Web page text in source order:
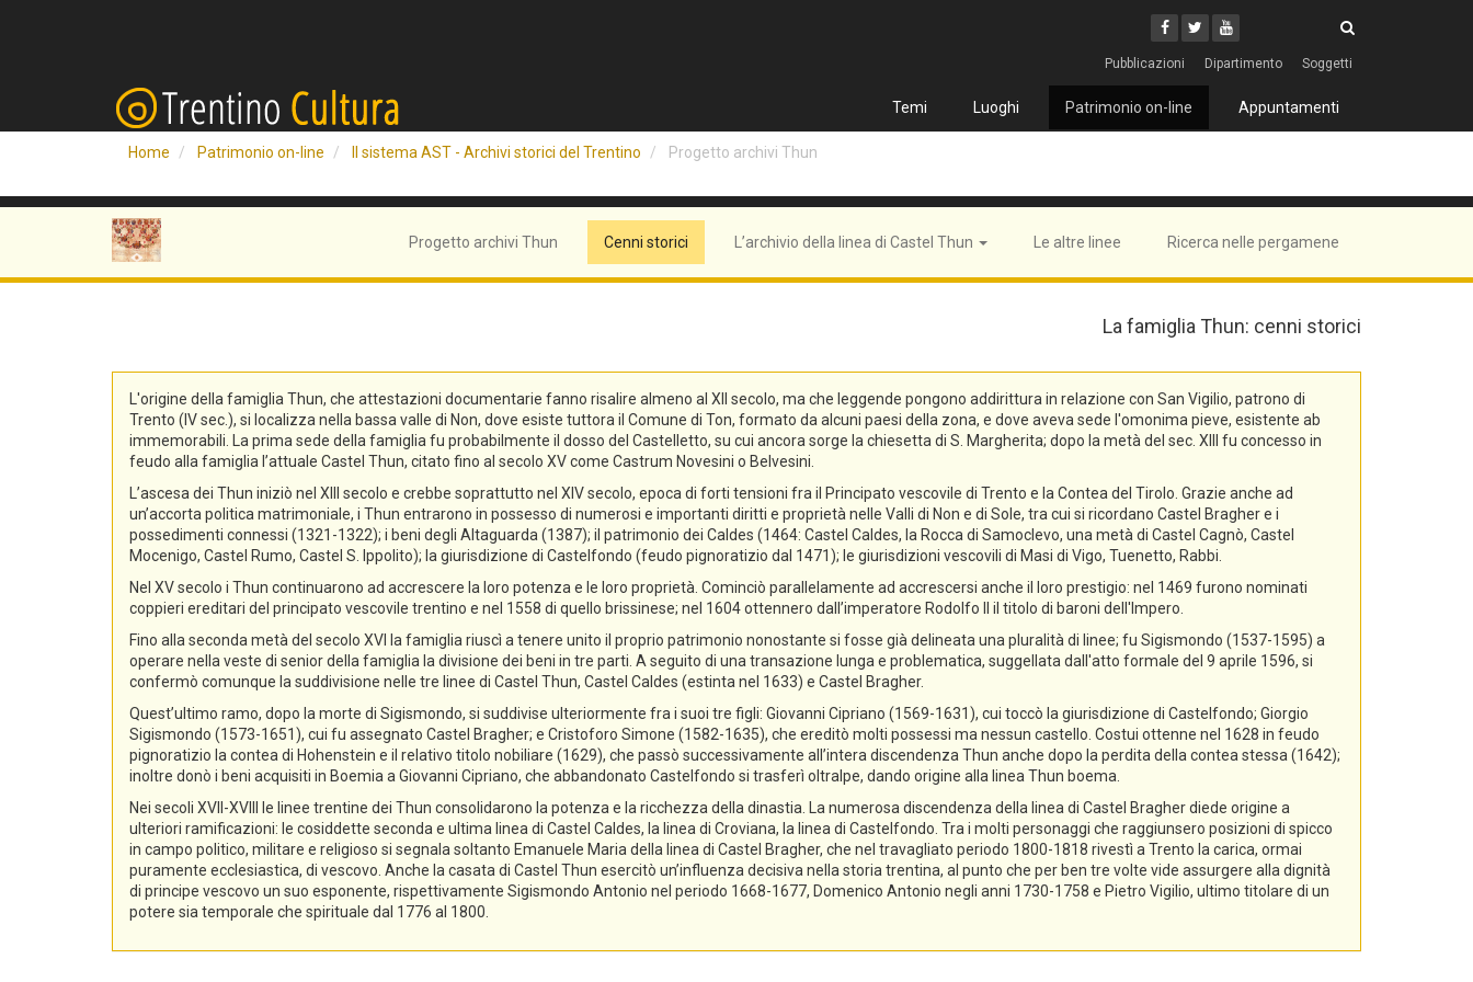
Facebook
Twitter
Youtube
Pubblicazioni Dipartimento Soggetti
Temi Luoghi Patrimonio on-line Appuntamenti
Home Patrimonio on-line Il sistema AST - Archivi storici del Trentino Progetto archivi Thun
Progetto archivi Thun Cenni storici L’archivio della linea di Castel Thun Le altre linee Ricerca nelle pergamene
La famiglia Thun: cenni storici
L'origine della famiglia Thun, che attestazioni documentarie fanno risalire almeno al XII secolo, ma che leggende pongono addirittura in relazione con San Vigilio, patrono di
Trento (IV sec.), si localizza nella bassa valle di Non, dove esiste tuttora il Comune di Ton, formato da alcuni paesi della zona, e dove aveva sede l'omonima pieve, esistente ab
immemorabili. La prima sede della famiglia fu probabilmente il dosso del Castelletto, su cui ancora sorge la chiesetta di S. Margherita; dopo la metà del sec. XIII fu concesso in
feudo alla famiglia l’attuale Castel Thun, citato fino al secolo XV come Castrum Novesini o Belvesini.
L’ascesa dei Thun iniziò nel XIII secolo e crebbe soprattutto nel XIV secolo, epoca di forti tensioni fra il Principato vescovile di Trento e la Contea del Tirolo. Grazie anche ad
un’accorta politica matrimoniale, i Thun entrarono in possesso di numerosi e importanti diritti e proprietà nelle Valli di Non e di Sole, tra cui si ricordano Castel Bragher e i
possedimenti connessi (1321-1322); i beni degli Altaguarda (1387); il patrimonio dei Caldes (1464: Castel Caldes, la Rocca di Samoclevo, una metà di Castel Cagnò, Castel
Mocenigo, Castel Rumo, Castel S. Ippolito); la giurisdizione di Castelfondo (feudo pignoratizio dal 1471); le giurisdizioni vescovili di Masi di Vigo, Tuenetto, Rabbi.
Nel XV secolo i Thun continuarono ad accrescere la loro potenza e le loro proprietà. Cominciò parallelamente ad accrescersi anche il loro prestigio: nel 1469 furono nominati
coppieri ereditari del principato vescovile trentino e nel 1558 di quello brissinese; nel 1604 ottennero dall’imperatore Rodolfo II il titolo di baroni dell'Impero.
Fino alla seconda metà del secolo XVI la famiglia riuscì a tenere unito il proprio patrimonio nonostante si fosse già delineata una pluralità di linee; fu Sigismondo (1537-1595) a
operare nella veste di senior della famiglia la divisione dei beni in tre parti. A seguito di una transazione lunga e problematica, suggellata dall'atto formale del 9 aprile 1596, si
confermò comunque la suddivisione nelle tre linee di Castel Thun, Castel Caldes (estinta nel 1633) e Castel Bragher.
Quest’ultimo ramo, dopo la morte di Sigismondo, si suddivise ulteriormente fra i suoi tre figli: Giovanni Cipriano (1569-1631), cui toccò la giurisdizione di Castelfondo; Giorgio
Sigismondo (1573-1651), cui fu assegnato Castel Bragher; e Cristoforo Simone (1582-1635), che ereditò molti possessi ma nessun castello. Costui ottenne nel 1628 in feudo
pignoratizio la contea di Hohenstein e il relativo titolo nobiliare (1629), che passò successivamente all’intera discendenza Thun anche dopo la perdita della contea stessa (1642);
inoltre donò i beni acquisiti in Boemia a Giovanni Cipriano, che abbandonato Castelfondo si trasferì oltralpe, dando origine alla linea Thun boema.
Nei secoli XVII-XVIII le linee trentine dei Thun consolidarono la potenza e la ricchezza della dinastia. La numerosa discendenza della linea di Castel Bragher diede origine a
ulteriori ramificazioni: le cosiddette seconda e ultima linea di Castel Caldes, la linea di Croviana, la linea di Castelfondo. Tra i molti personaggi che raggiunsero posizioni di spicco
in campo politico, militare e religioso si segnala soltanto Emanuele Maria della linea di Castel Bragher, che nel travagliato periodo 1800-1818 rivestì a Trento la carica, ormai
puramente ecclesiastica, di vescovo. Anche la casata di Castel Thun esercitò un’influenza decisiva nella storia trentina, al punto che per ben tre volte vide assurgere alla dignità
di principe vescovo un suo esponente, rispettivamente Sigismondo Antonio nel periodo 1668-1677, Domenico Antonio negli anni 1730-1758 e Pietro Vigilio, ultimo titolare di un
potere sia temporale che spirituale dal 1776 al 1800.